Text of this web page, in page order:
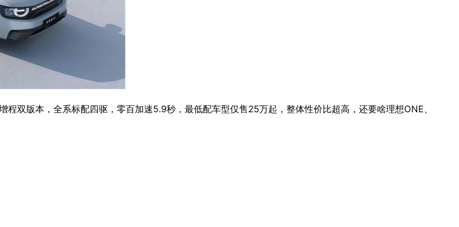
程双版本，全系标配四驱，零百加速5.9秒，最低配车型仅售25万起，整体性价比超高，还要啥理想ONE、